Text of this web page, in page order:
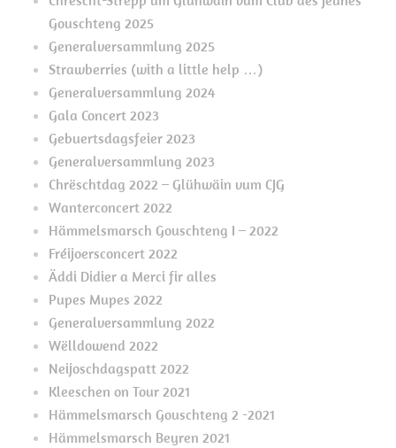
Gouschteng 2025
Generalversammlung 2025
Strawberries (with a little help …)
Generalversammlung 2024
Gala Concert 2023
Gebuertsdagsfeier 2023
Generalversammlung 2023
Chrëschtdag 2022 – Glühwäin vum CJG
Wanterconcert 2022
Hämmelsmarsch Gouschteng I – 2022
Fréijoersconcert 2022
Äddi Didier a Merci fir alles
Pupes Mupes 2022
Generalversammlung 2022
Wëlldowend 2022
Neijoschdagspatt 2022
Kleeschen on Tour 2021
Hämmelsmarsch Gouschteng 2 -2021
Hämmelsmarsch Beyren 2021